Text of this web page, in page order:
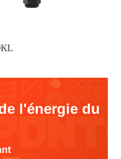
l'énergie du